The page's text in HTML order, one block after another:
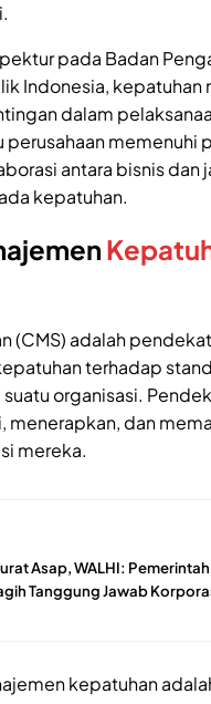
pada Badan
Indonesia,
dalam
memenuhi
antara bisnis dan
kepatuhan.
(CMS) adalah
terhadap
organisasi.
dan
mereka.
Asap, WALHI:
Tanggung Jawab
kepatuhan